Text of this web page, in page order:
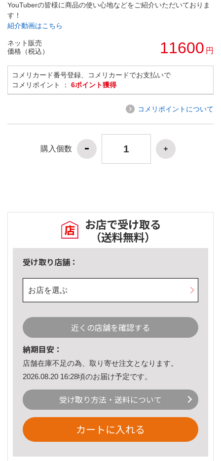
YouTuberの皆様に商品の使い心地などをご紹介いただいておりま
す！
紹介動画はこちら
ネット販売
価格（税込）
11600 円
コメリカード番号登録、コメリカードでお支払いで
コメリポイント ： 6ポイント獲得
コメリポイントについて
購入個数
お店で受け取る
（送料無料）
受け取り店舗：
お店を選ぶ
近くの店舗を確認する
納期目安：
店舗在庫不足の為、取り寄せ注文となります。
2026.08.20 16:28頃のお届け予定です。
受け取り方法・送料について
カートに入れる